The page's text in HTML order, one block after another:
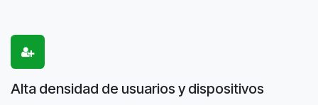
Alta densidad de usuarios y dispositivos